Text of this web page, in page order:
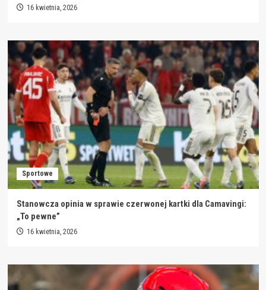
16 kwietnia, 2026
Sportowe
Stanowcza opinia w sprawie czerwonej kartki dla Camavingi:
„To pewne”
16 kwietnia, 2026